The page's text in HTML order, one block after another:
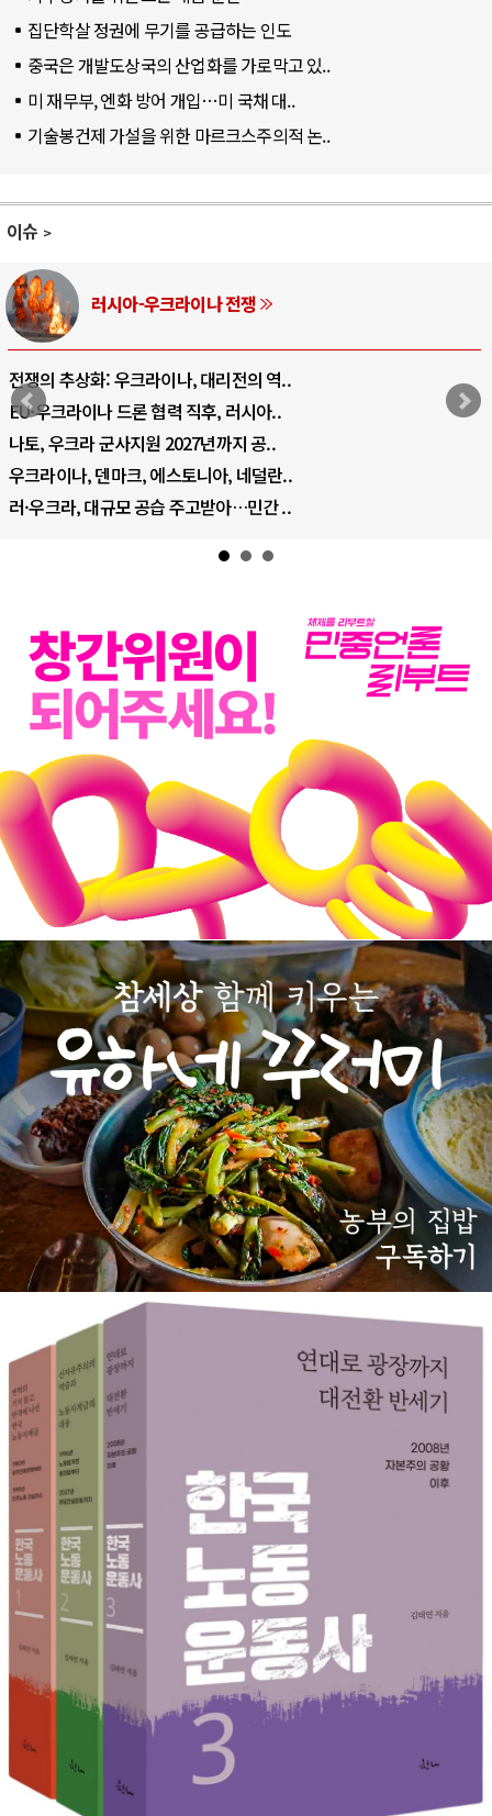
집단학살 정권에 무기를 공급하는 인도
중국은 개발도상국의 산업화를 가로막고 있..
미 재무부, 엔화 방어 개입…미 국채 대..
기술봉건제 가설을 위한 마르크스주의적 논..
이슈
러시아-우크라이나 전쟁
전쟁의 추상화: 우크라이나, 대리전의 역..
EU·우크라이나 드론 협력 직후, 러시아..
나토, 우크라 군사지원 2027년까지 공..
우크라이나, 덴마크, 에스토니아, 네덜란..
러·우크라, 대규모 공습 주고받아…민간 ..